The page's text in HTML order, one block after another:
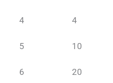
4 4
5 10
6 20